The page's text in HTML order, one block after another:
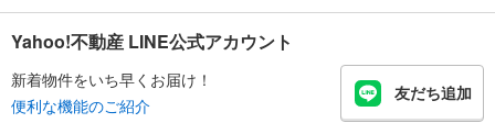
Yahoo!不動産 LINE公式アカウント
新着物件をいち早くお届け！
便利な機能のご紹介
友だち追加